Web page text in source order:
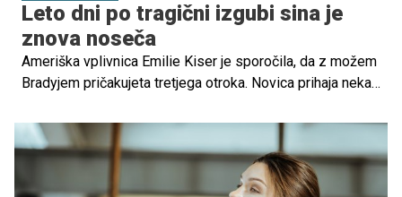
Leto dni po tragični izgubi sina je
znova noseča
Ameriška vplivnica Emilie Kiser je sporočila, da z možem
Bradyjem pričakujeta tretjega otroka. Novica prihaja nekaj
Trigga, ki je maja 2025 umrl po nesreči v domačem
bazenu v Arizoni.